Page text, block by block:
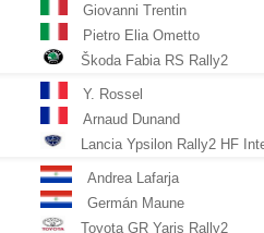
Giovanni Trentin
Pietro Elia Ometto
Škoda Fabia RS Rally2
Y. Rossel
Arnaud Dunand
Lancia Ypsilon Rally2 HF
Andrea Lafarja
Germán Maune
Toyota GR Yaris Rally2